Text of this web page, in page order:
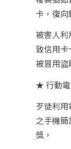
卡，復向
被害人利
致信用
被冒用盜
★ 行動
歹徒利用
之手機
獎，